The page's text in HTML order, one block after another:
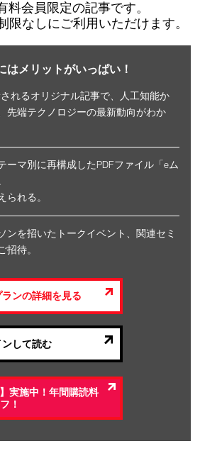
料会員限定の記事です。
限なしにご利用いただけます。
はメリットがいっぱい！
れるオリジナル記事で、人工知能か
先端テクノロジーの最新動向がわか
ーマ別に再構成したPDFファイル「eム
られる。
ンを招いたトークイベント、関連セミ
招待。
ンの詳細を見る
ンして読む
】実施中！年間購読料
！